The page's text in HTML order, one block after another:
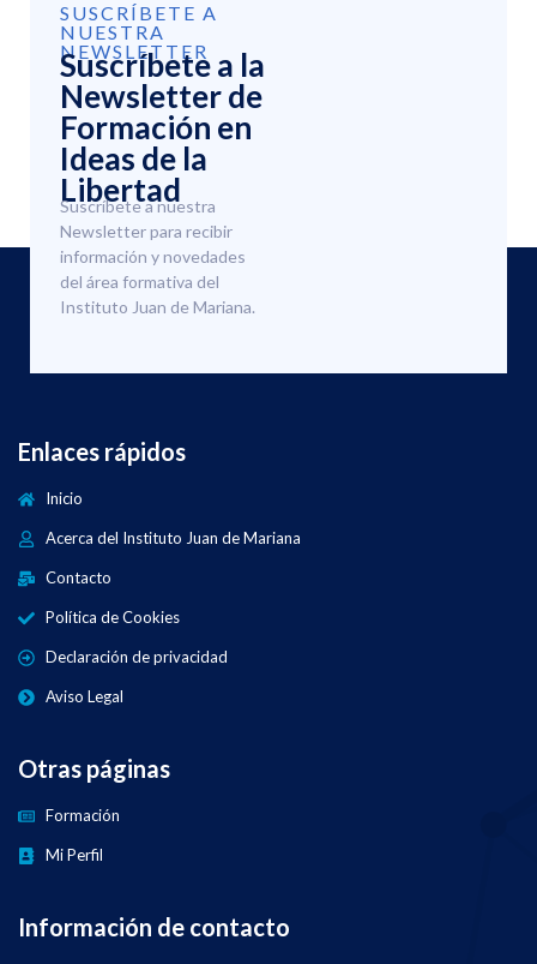
SUSCRÍBETE A
NUESTRA
NEWSLETTER
Suscríbete a la
Newsletter de
Formación en
Ideas de la
Libertad
Suscríbete a nuestra
Newsletter para recibir
información y novedades
del área formativa del
Instituto Juan de Mariana.
Enlaces rápidos
Inicio
Acerca del Instituto Juan de Mariana
Contacto
Política de Cookies
Declaración de privacidad
Aviso Legal
Otras páginas
Formación
Mi Perfil
Información de contacto